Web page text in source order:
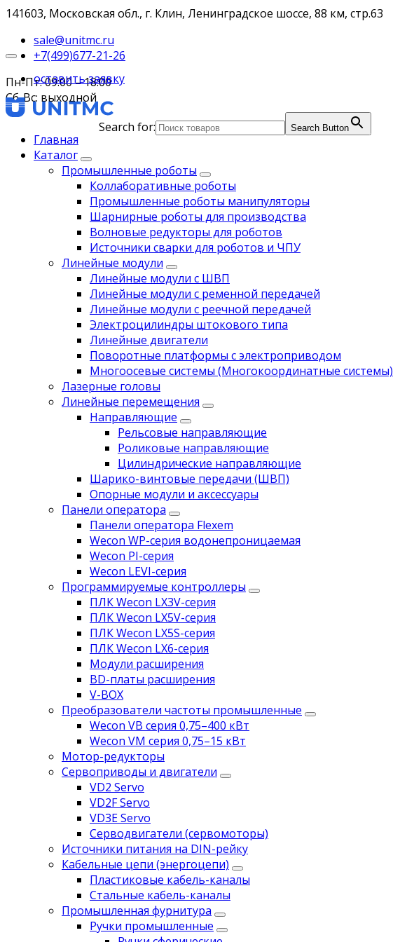
141603, Московская обл., г. Клин, Ленинградское шоссе, 88 км, стр.63
sale@unitmc.ru
+7(499)677-21-26
Пн-Пт: 09:00 – 18:00
Сб-Вс: выходной
Search for:
Search Button
оставить заявку
Главная
Каталог
Промышленные роботы
Коллаборативные роботы
Промышленные роботы манипуляторы
Шарнирные роботы для производства
Волновые редукторы для роботов
Источники сварки для роботов и ЧПУ
Линейные модули
Линейные модули с ШВП
Линейные модули с ременной передачей
Линейные модули с реечной передачей
Электроцилиндры штокового типа
Линейные двигатели
Поворотные платформы с электроприводом
Многоосевые системы (Многокоординатные системы)
Лазерные головы
Линейные перемещения
Направляющие
Рельсовые направляющие
Роликовые направляющие
Цилиндрические направляющие
Шарико-винтовые передачи (ШВП)
Опорные модули и аксессуары
Панели оператора
Панели оператора Flexem
Wecon WP-серия водонепроницаемая
Wecon PI-серия
Wecon LEVI-серия
Программируемые контроллеры
ПЛК Wecon LX3V-серия
ПЛК Wecon LX5V-серия
ПЛК Wecon LX5S-серия
ПЛК Wecon LX6-серия
Модули расширения
BD-платы расширения
V-BOX
Преобразователи частоты промышленные
Wecon VB серия 0,75–400 кВт
Wecon VM серия 0,75–15 кВт
Мотор-редукторы
Сервоприводы и двигатели
VD2 Servo
VD2F Servo
VD3E Servo
Серводвигатели (сервомоторы)
Источники питания на DIN-рейку
Кабельные цепи (энергоцепи)
Пластиковые кабель-каналы
Стальные кабель-каналы
Промышленная фурнитура
Ручки промышленные